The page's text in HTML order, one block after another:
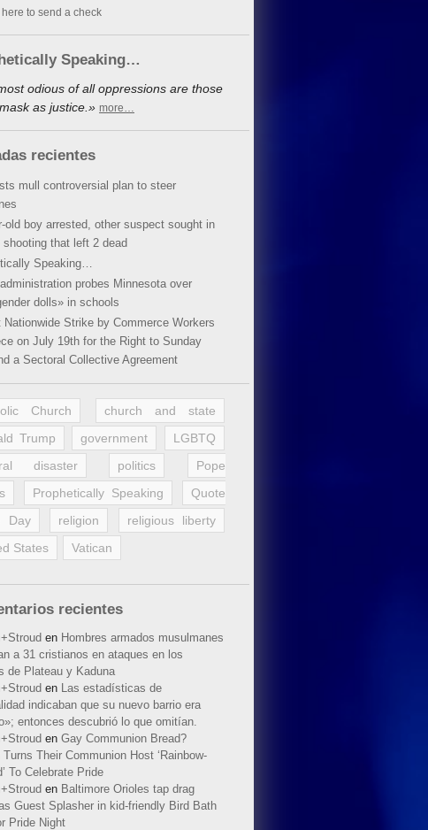
to send a check
Speaking…
odious of all oppressions are those
as justice.» more…
recientes
mull controversial plan to steer
old boy arrested, other suspect sought in
shooting that left 2 dead
Speaking…
probes Minnesota over
dolls» in schools
Nationwide Strike by Commerce Workers
on July 19th for the Right to Sunday
a Sectoral Collective Agreement
Church
church and state
Trump
government
LGBTQ
disaster
politics
Pope
Prophetically Speaking
Quote
Day
religion
religious liberty
States
Vatican
recientes
en Hombres armados musulmanes
a 31 cristianos en ataques en los
de Plateau y Kaduna
en Las estadísticas de
indicaban que su nuevo barrio era
entonces descubrió lo que omitían.
en Gay Communion Bread?
Turns Their Communion Host ‘Rainbow-
To Celebrate Pride
en Baltimore Orioles tap drag
Guest Splasher in kid-friendly Bird Bath
Pride Night